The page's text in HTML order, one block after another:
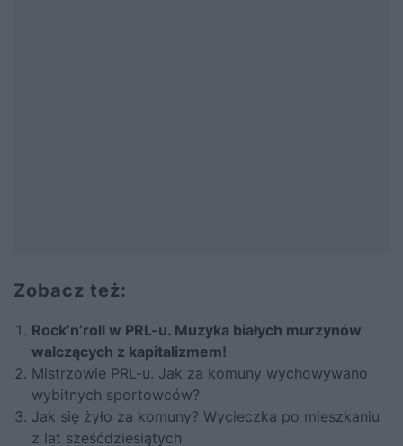
Zobacz też:
Rock’n’roll w PRL-u. Muzyka białych murzynów
walczących z kapitalizmem!
Mistrzowie PRL-u. Jak za komuny wychowywano
wybitnych sportowców?
Jak się żyło za komuny? Wycieczka po mieszkaniu
z lat sześćdziesiątych